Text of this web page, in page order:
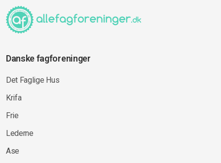
Danske fagforeninger
Det Faglige Hus
Krifa
Frie
Lederne
Ase